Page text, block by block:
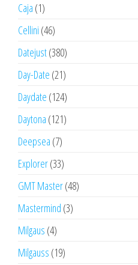
Caja (1)
Cellini (46)
Datejust(380)
Day-Date (21)
Daydate (124)
Daytona (121)
Deepsea (7)
Explorer(33)
GMT Master(48)
Mastermind (3)
Milgaus (4)
Milgauss (19)